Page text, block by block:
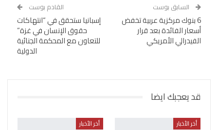
السابق بوست
6 بنوك مركزية عربية تخفض
أسعار الفائدة بعد قرار
الفيدرالي الأمريكي
القادم بوست
إسبانيا ستحقق في “انتهاكات
حقوق الإنسان في غزة”
للتعاون مع المحكمة الجنائية
الدولية
قد يعجبك ايضا
أخر الأخبار أخر الأخبار